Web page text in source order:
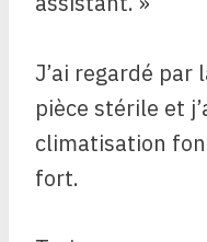
J’ai regardé
pièce stérile et
climatisation
fort.